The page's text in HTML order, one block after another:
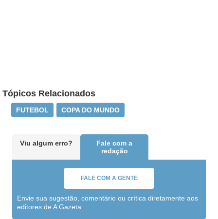
Tópicos Relacionados
FUTEBOL COPA DO MUNDO
Viu algum erro?
Fale com a
redação
FALE COM A GENTE
Envie sua sugestão, comentário ou crítica diretamente aos
editores de A Gazeta